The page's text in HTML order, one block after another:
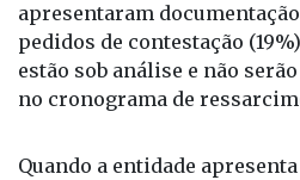
apresentaram
pedidos de contestação
estão sob análise e não
no cronograma de
Quando a entidade